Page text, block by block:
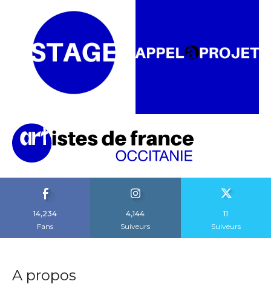
14,234
Fans
4,144
Suiveurs
11
Suiveurs
A propos